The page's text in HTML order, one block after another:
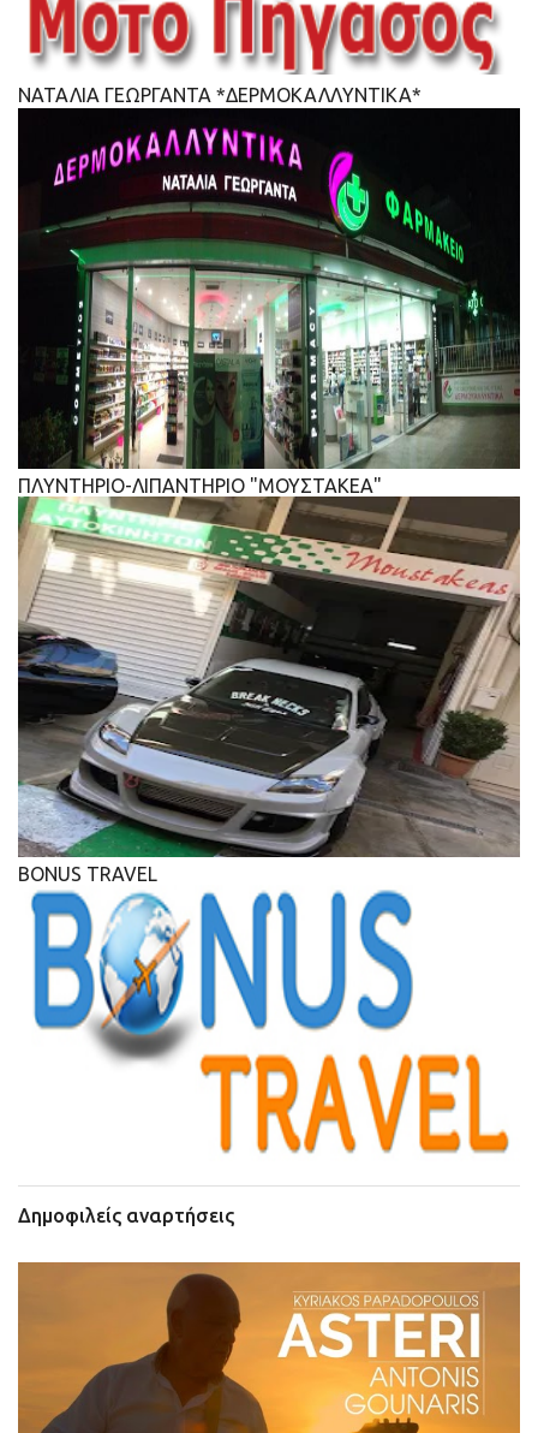
ΝΑΤΑΛΙΑ ΓΕΩΡΓΑΝΤΑ *ΔΕΡΜΟΚΑΛΛΥΝΤΙΚΑ*
ΠΛΥΝΤΗΡΙΟ-ΛΙΠΑΝΤΗΡΙΟ "ΜΟΥΣΤΑΚΕΑ"
BONUS TRAVEL
Δημοφιλείς αναρτήσεις